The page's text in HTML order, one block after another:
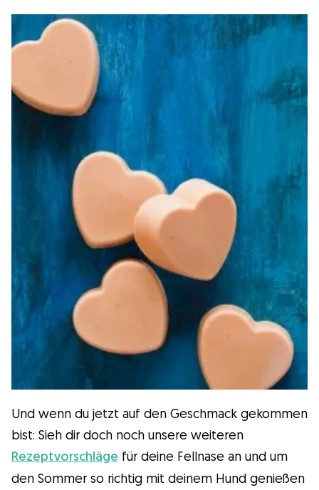
Und wenn du jetzt auf den Geschmack gekommen
bist: Sieh dir doch noch unsere weiteren
Rezeptvorschläge für deine Fellnase an und um
den Sommer so richtig mit deinem Hund genießen